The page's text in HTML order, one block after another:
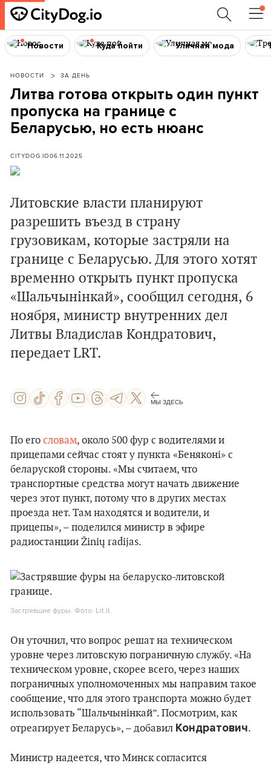
Новости Куда пойти Уличная мода
НОВОСТИ ЗА ДЕНЬ
Литва готова открыть один пункт
пропуска на границе с
Беларусью, но есть нюанс
CITYDOG.IO06.11.2025
Литовские власти планируют
разрешить въезд в страну
грузовикам, которые застряли на
границе с Беларусью. Для этого хотят
временно открыть пункт пропуска
«Шальчынінкай», сообщил сегодня, 6
ноября, министр внутренних дел
Литвы Владислав Кондратович,
передает LRT.
МЫ ЗДЕСЬ
По его словам, около 500 фур с водителями и
прицепами сейчас стоят у пункта «Беняконі» с
беларуской стороны. «Мы считаем, что
транспортные средства могут начать движение
через этот пункт, потому что в других местах
проезда нет. Там находятся и водители, и
прицепы», – поделился министр в эфире
радиостанции Žinių radijas.
Застрявшие фуры. Фото: Lrt.lt.
Он уточнил, что вопрос решат на техническом
уровне через литовскую пограничную службу. «На
техническом уровне, скорее всего, через наших
пограничных уполномоченных мы направим такое
сообщение, что для этого транспорта можно будет
использовать “Шальчынінкай”. Посмотрим, как
отреагирует Беларусь», – добавил Кондратович.
Министр надеется, что Минск согласится